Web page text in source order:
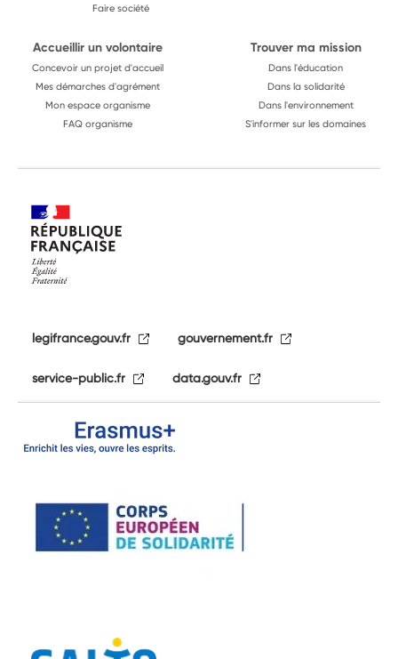
Faire société
Accueillir un volontaire
Concevoir un projet d'accueil
Mes démarches d'agrément
Mon espace organisme
FAQ organisme
Trouver ma mission
Dans l'éducation
Dans la solidarité
Dans l'environnement
S'informer sur les domaines
legifrance.gouv.fr gouvernement.fr
service-public.fr data.gouv.fr